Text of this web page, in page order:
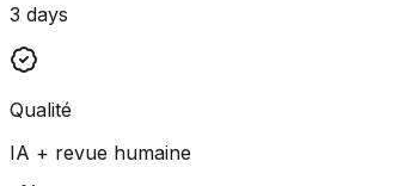
3 days
Qualité
IA + revue humaine